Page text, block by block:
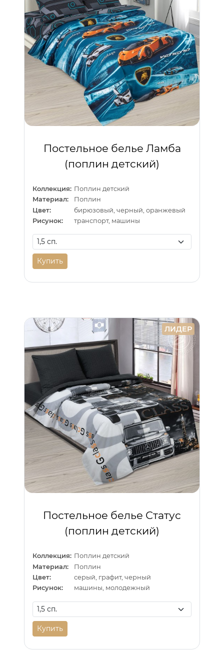
Постельное белье Ламба
(поплин детский)
Коллекция: Поплин детский
Материал:
Поплин
Цвет:
бирюзовый, черный, оранжевый
Рисунок:
транспорт, машины
Купить
ЛИДЕР
Постельное белье Статус
(поплин детский)
Коллекция: Поплин детский
Материал:
Поплин
Цвет:
серый, графит, черный
Рисунок:
машины, молодежный
Купить